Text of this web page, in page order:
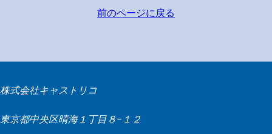
前のページに戻る
株式会社キャストリコ
東京都中央区晴海１丁目８−１２